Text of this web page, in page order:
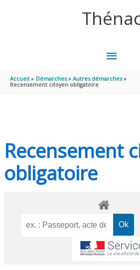
MENU
Accueil Démarches
Autres démarches
Recensement citoyen obligatoire
Recensement
obligatoire